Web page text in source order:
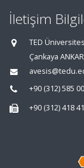
İletişim
TED
Çankaya
+90 (312) 585
+90 (312) 418